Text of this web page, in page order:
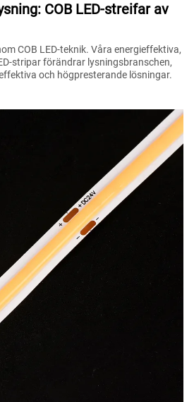
COB LED-streifar av
COB LED-teknik. Våra energieffektiva,
stripar förändrar lysningsbranschen,
och högpresterande lösningar.